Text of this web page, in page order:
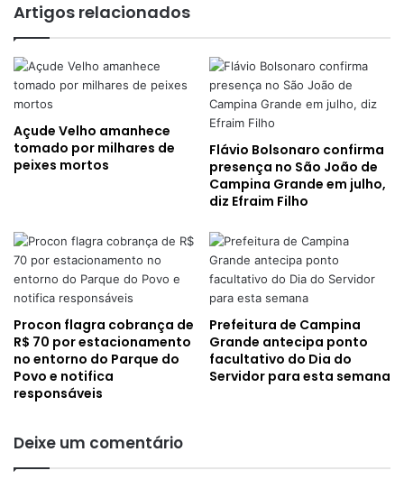
Artigos relacionados
Açude Velho amanhece
tomado por milhares de
peixes mortos
Flávio Bolsonaro confirma
presença no São João de
Campina Grande em julho,
diz Efraim Filho
Procon flagra cobrança de
R$ 70 por estacionamento
no entorno do Parque do
Povo e notifica
responsáveis
Prefeitura de Campina
Grande antecipa ponto
facultativo do Dia do
Servidor para esta semana
Deixe um comentário